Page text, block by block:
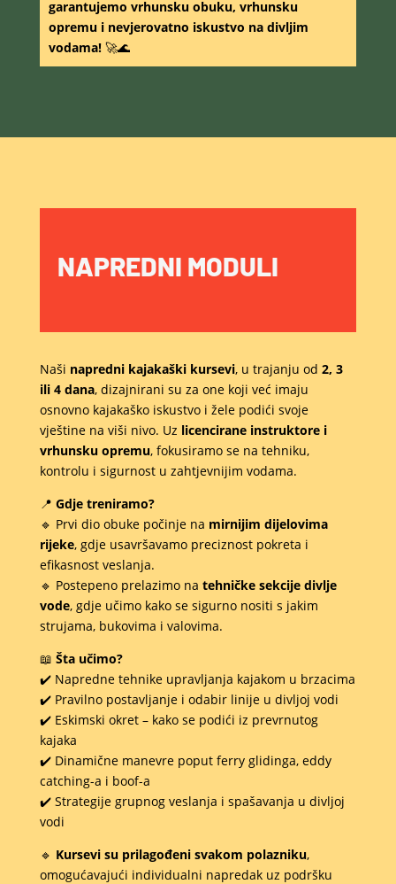
garantujemo vrhunsku obuku, vrhunsku
opremu i nevjerovatno iskustvo na divljim
vodama!🚀🌊
NAPREDNI MODULI
Naši napredni kajakaški kursevi, u trajanju od 2, 3
ili 4 dana, dizajnirani su za one koji već imaju
osnovno kajakaško iskustvo i žele podići svoje
vještine na viši nivo. Uz licencirane instruktore i
vrhunsku opremu, fokusiramo se na tehniku,
kontrolu i sigurnost u zahtjevnijim vodama.
📍 Gdje treniramo?
🔹 Prvi dio obuke počinje na mirnijim dijelovima
rijeke, gdje usavršavamo preciznost pokreta i
efikasnost veslanja.
🔹 Postepeno prelazimo na tehničke sekcije divlje
vode, gdje učimo kako se sigurno nositi s jakim
strujama, bukovima i valovima.
📖 Šta učimo?
✔️ Napredne tehnike upravljanja kajakom u brzacima
✔️ Pravilno postavljanje i odabir linije u divljoj vodi
✔️ Eskimski okret – kako se podići iz prevrnutog
kajaka
✔️ Dinamične manevre poput ferry glidinga, eddy
catching-a i boof-a
✔️ Strategije grupnog veslanja i spašavanja u divljoj
vodi
🔹 Kursevi su prilagođeni svakom polazniku,
omogućavajući individualni napredak uz podršku